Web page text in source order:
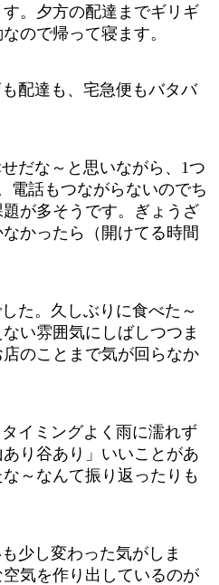
。夕方の配達までギリギ
ので帰って寝ます。
配達も、宅急便もバタバ
だな～と思いながら、1つ
電話もつながらないのでち
が多そうです。ぎょうざ
かったら（開けてる時間
た。久しぶりに食べた～
い雰囲気にしばしつつま
のことまで気が回らなか
イミングよく雨に濡れず
り谷あり」いいことがあ
～なんて振り返ったりも
少し変わった気がしま
気を作り出しているのが